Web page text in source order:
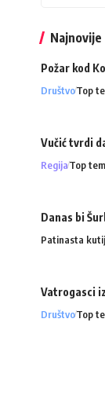
Najnovije
Požar kod
DruštvoTop
Vučić tvrdi
RegijaTop
Danas bi
Patinasta
Vatrogasci
DruštvoTop